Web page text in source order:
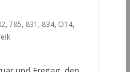
, 785, 831 , 834, O14,